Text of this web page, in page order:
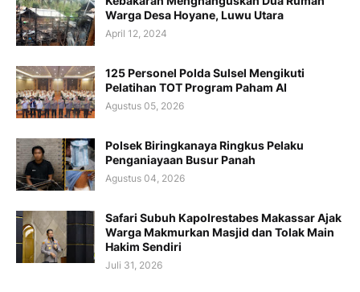
Warga Desa Hoyane, Luwu Utara
April 12, 2024
125 Personel Polda Sulsel Mengikuti
Pelatihan TOT Program Paham AI
Agustus 05, 2026
Polsek Biringkanaya Ringkus Pelaku
Penganiayaan Busur Panah
Agustus 04, 2026
Safari Subuh Kapolrestabes Makassar Ajak
Warga Makmurkan Masjid dan Tolak Main
Hakim Sendiri
Juli 31, 2026